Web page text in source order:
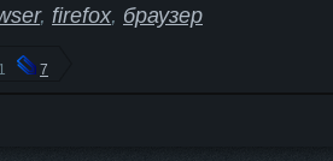
, firefox, браузер
7